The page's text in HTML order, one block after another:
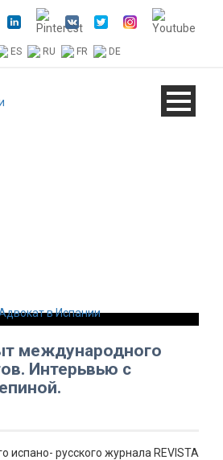
ES RU FR DE
международного
Интерьвью с
испано- русского журнала REVISTA